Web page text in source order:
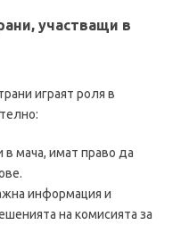
участващи в
играят роля в
мача, имат право да
информация и
на комисията за